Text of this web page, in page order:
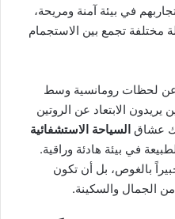
في بيئة آمنة ومريحة،
تجمع بين الاستجمام
عن لحظات رومانسية وسط
يريدون الابتعاد عن الروتين
عشاق السياحة الاستشفائية
في بيئة هادئة وراقية.
بالغوص، بل أن تكون
الجمال والسكينة.